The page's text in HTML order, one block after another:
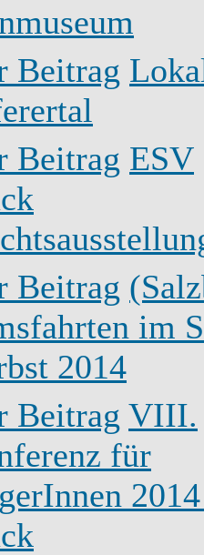
ESV
im
2014
VIII.
für